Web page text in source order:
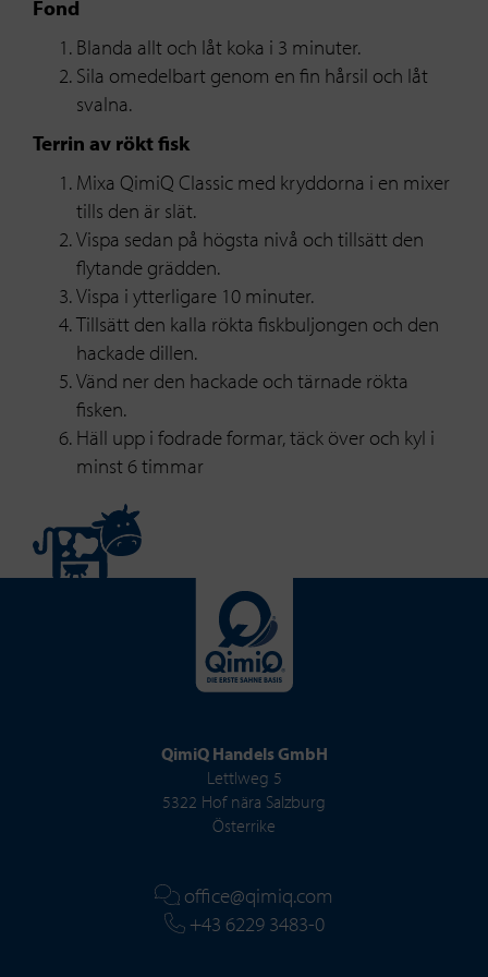
Fond
Blanda allt och låt koka i 3 minuter.
Sila omedelbart genom en fin hårsil och låt
svalna.
Terrin av rökt fisk
Mixa QimiQ Classic med kryddorna i en mixer
tills den är slät.
Vispa sedan på högsta nivå och tillsätt den
flytande grädden.
Vispa i ytterligare 10 minuter.
Tillsätt den kalla rökta fiskbuljongen och den
hackade dillen.
Vänd ner den hackade och tärnade rökta
fisken.
Häll upp i fodrade formar, täck över och kyl i
minst 6 timmar
QimiQ Handels GmbH
Lettlweg 5
5322 Hof nära Salzburg
Österrike
office@qimiq.com
+43 6229 3483-0